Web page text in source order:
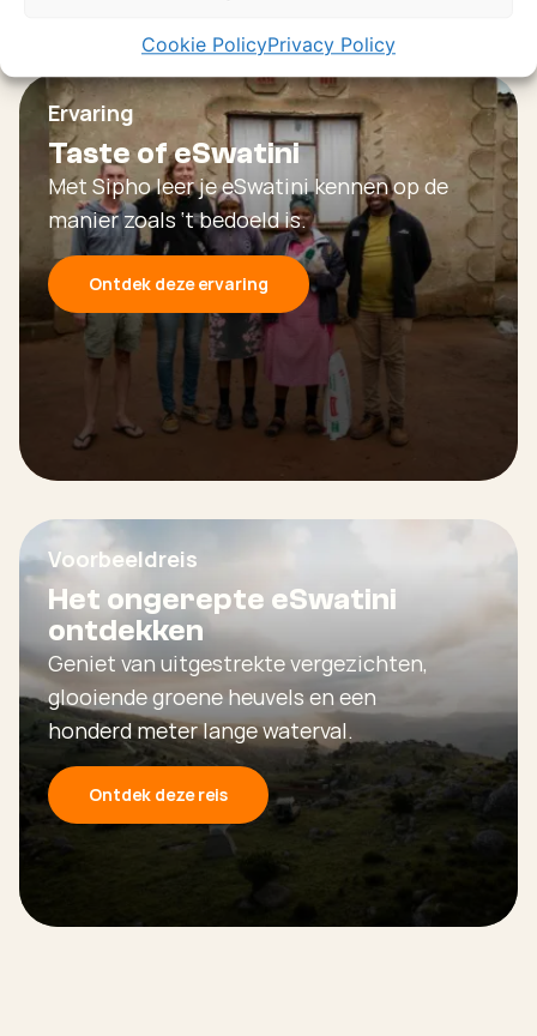
Cookie PolicyPrivacy Policy
Ervaring
Taste of eSwatini
Met Sipho leer je eSwatini kennen op de
manier zoals ‘t bedoeld is.
Ontdek deze ervaring
Voorbeeldreis
Het ongerepte eSwatini
ontdekken
Geniet van uitgestrekte vergezichten,
glooiende groene heuvels en een
honderd meter lange waterval.
Ontdek deze reis